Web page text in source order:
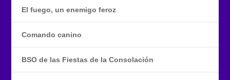
El fuego, un enemigo feroz
Comando canino
BSO de las Fiestas de la Consolación